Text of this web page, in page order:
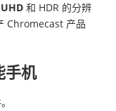
和 HDR 的分辨
Chromecast 产品
手机